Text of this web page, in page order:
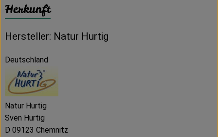
Herkunft
Hersteller: Natur Hurtig
Deutschland
Natur Hurtig
Sven Hurtig
D 09123 Chemnitz